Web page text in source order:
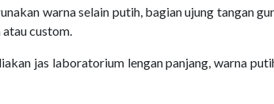
warna selain putih, bagian ujung tangan
custom.
jas laboratorium lengan panjang, warna